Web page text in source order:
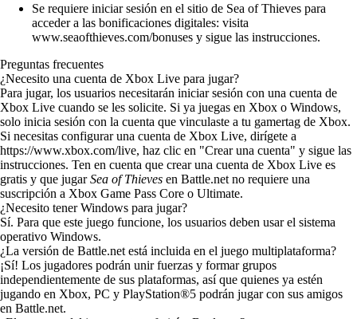
Se requiere iniciar sesión en el sitio de Sea of Thieves para
acceder a las bonificaciones digitales: visita
www.seaofthieves.com/bonuses y sigue las instrucciones.
Preguntas frecuentes
¿Necesito una cuenta de Xbox Live para jugar?
Para jugar, los usuarios necesitarán iniciar sesión con una cuenta de
Xbox Live cuando se les solicite. Si ya juegas en Xbox o Windows,
solo inicia sesión con la cuenta que vinculaste a tu gamertag de Xbox.
Si necesitas configurar una cuenta de Xbox Live, dirígete a
https://www.xbox.com/live, haz clic en "Crear una cuenta" y sigue las
instrucciones. Ten en cuenta que crear una cuenta de Xbox Live es
gratis y que jugarSea of Thieves en Battle.net no requiere una
suscripción a Xbox Game Pass Core o Ultimate.
¿Necesito tener Windows para jugar?
Sí. Para que este juego funcione, los usuarios deben usar el sistema
operativo Windows.
¿La versión de Battle.net está incluida en el juego multiplataforma?
¡Sí! Los jugadores podrán unir fuerzas y formar grupos
independientemente de sus plataformas, así que quienes ya estén
jugando en Xbox, PC y PlayStation®5 podrán jugar con sus amigos
en Battle.net.